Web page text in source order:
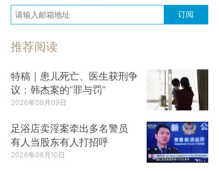
订阅
推荐阅读
特稿｜患儿死亡、医生获刑争
议：韩杰案的“罪与罚”
2026年08月09日
足浴店卖淫案牵出多名警员
有人当股东有人打招呼
2026年08月10日